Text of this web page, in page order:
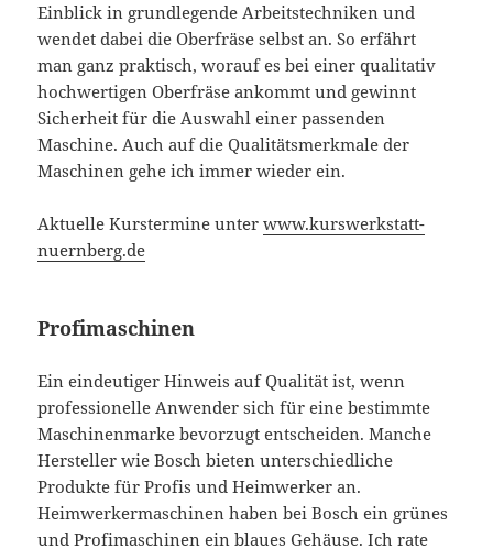
Einblick in grundlegende Arbeitstechniken und
wendet dabei die Oberfräse selbst an. So erfährt
man ganz praktisch, worauf es bei einer qualitativ
hochwertigen Oberfräse ankommt und gewinnt
Sicherheit für die Auswahl einer passenden
Maschine. Auch auf die Qualitätsmerkmale der
Maschinen gehe ich immer wieder ein.
Aktuelle Kurstermine unterwww.kurswerkstatt-
nuernberg.de
Profimaschinen
Ein eindeutiger Hinweis auf Qualität ist, wenn
professionelle Anwender sich für eine bestimmte
Maschinenmarke bevorzugt entscheiden. Manche
Hersteller wie Bosch bieten unterschiedliche
Produkte für Profis und Heimwerker an.
Heimwerkermaschinen haben bei Bosch ein grünes
und Profimaschinen ein blaues Gehäuse. Ich rate